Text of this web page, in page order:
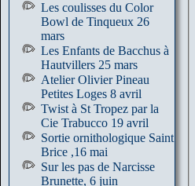
Les coulisses du Color
Bowl de Tinqueux 26
mars
Les Enfants de Bacchus à
Hautvillers 25 mars
Atelier Olivier Pineau
Petites Loges 8 avril
Twist à St Tropez par la
Cie Trabucco 19 avril
Sortie ornithologique Saint
Brice ,16 mai
Sur les pas de Narcisse
Brunette, 6 juin